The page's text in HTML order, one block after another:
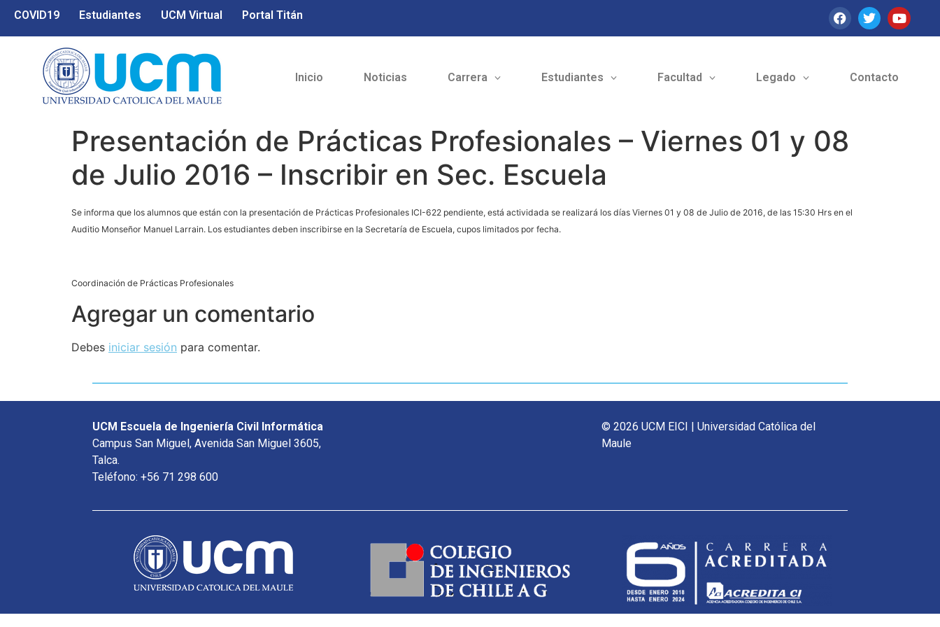
COVID19 Estudiantes UCM Virtual Portal Titán
Inicio Noticias Carrera Estudiantes Facultad Legado Contacto
Presentación de Prácticas Profesionales – Viernes 01 y 08
de Julio 2016 – Inscribir en Sec. Escuela
Se informa que los alumnos que están con la presentación de Prácticas Profesionales ICI-622 pendiente, está actividada se realizará los días Viernes 01 y 08 de Julio de 2016, de las 15:30 Hrs en el
Auditio Monseñor Manuel Larrain. Los estudiantes deben inscribirse en la Secretaría de Escuela, cupos limitados por fecha.
Coordinación de Prácticas Profesionales
Agregar un comentario
Debes iniciar sesión para comentar.
UCM Escuela de Ingeniería Civil Informática
Campus San Miguel, Avenida San Miguel 3605,
Talca.
Teléfono: +56 71 298 600
© 2026 UCM EICI | Universidad Católica del
Maule